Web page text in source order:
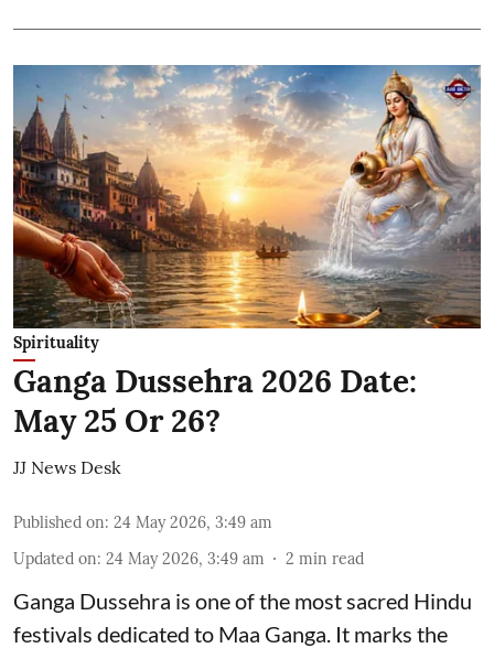
Spirituality
Ganga Dussehra 2026 Date:
May 25 Or 26?
JJ News Desk
Published on: 24 May 2026, 3:49 am
Updated on: 24 May 2026, 3:49 am 2 min read
Ganga Dussehra is one of the most sacred Hindu
festivals dedicated to Maa Ganga. It marks the